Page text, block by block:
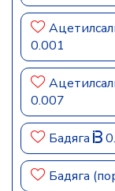
0.001
0.007
Бадяга
Бадяга